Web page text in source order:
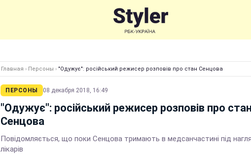
Главная › Персоны › "Одужує": російський режисер розповів про стан Сенцова
ПЕРСОНЫ 08 декабря 2018, 16:49
"Одужує": російський режисер розповів про
Сенцова
Повідомляється, що поки Сенцова тримають в медсанчастині під
лікарів